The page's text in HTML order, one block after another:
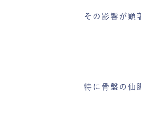
その影響が顕
特に骨盤の仙